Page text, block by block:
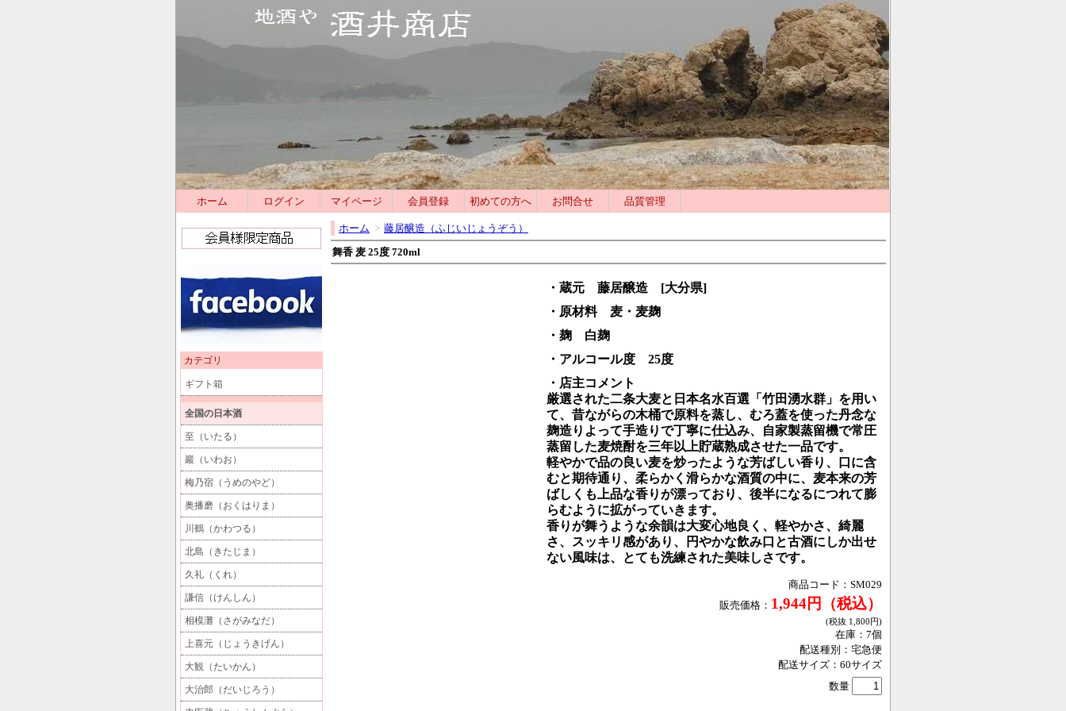
ホーム ログイン マイページ 会員登録 初めての方へ お問合せ 品質管理
ホーム > 藤居醸造（ふじいじょうぞう）
舞香 麦 25度 720ml
・蔵元 藤居醸造 [大分県]
・原材料 麦・麦麹
・麹 白麹
・アルコール度 25度
・店主コメント
厳選された二条大麦と日本名水百選「竹田湧水群」を用い
て、昔ながらの木桶で原料を蒸し、むろ蓋を使った丹念な
麹造りよって手造りで丁寧に仕込み、自家製蒸留機で常圧
蒸留した麦焼酎を三年以上貯蔵熟成させた一品です。
軽やかで品の良い麦を炒ったような芳ばしい香り、口に含
むと期待通り、柔らかく滑らかな酒質の中に、麦本来の芳
ばしくも上品な香りが漂っており、後半になるにつれて膨
らむように拡がっていきます。
香りが舞うような余韻は大変心地良く、軽やかさ、綺麗
さ、スッキリ感があり、円やかな飲み口と古酒にしか出せ
ない風味は、とても洗練された美味しさです。
商品コード： SM029
販売価格： 1,944円 （税込）
(税抜 1,800円)
在庫： 7個
配送種別： 宅急便
配送サイズ： 60サイズ
数量
カテゴリ
ギフト箱
全国の日本酒
至（いたる）
巖（いわお）
梅乃宿（うめのやど）
奥播磨（おくはりま）
川鶴（かわつる）
北島（きたじま）
久礼（くれ）
謙信（けんしん）
相模灘（さがみなだ）
上喜元（じょうきげん）
大観（たいかん）
大治郎（だいじろう）